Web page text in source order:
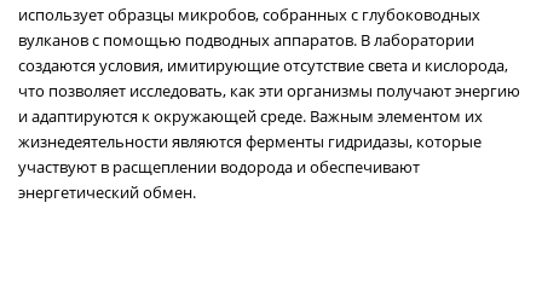
использует образцы микробов, собранных с глубоководных
вулканов с помощью подводных аппаратов. В лаборатории
создаются условия, имитирующие отсутствие света и кислорода,
что позволяет исследовать, как эти организмы получают энергию
и адаптируются к окружающей среде. Важным элементом их
жизнедеятельности являются ферменты гидридазы, которые
участвуют в расщеплении водорода и обеспечивают
энергетический обмен.